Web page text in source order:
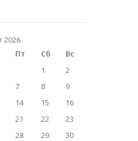
2026
Пт Сб Вс
1
2
7 8
9
14 15
16
21 22
23
28 29
30